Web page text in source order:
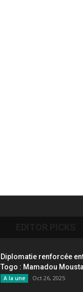
Diplomatie renforcée
Togo : Mamadou
A la une Oct 26, 2025